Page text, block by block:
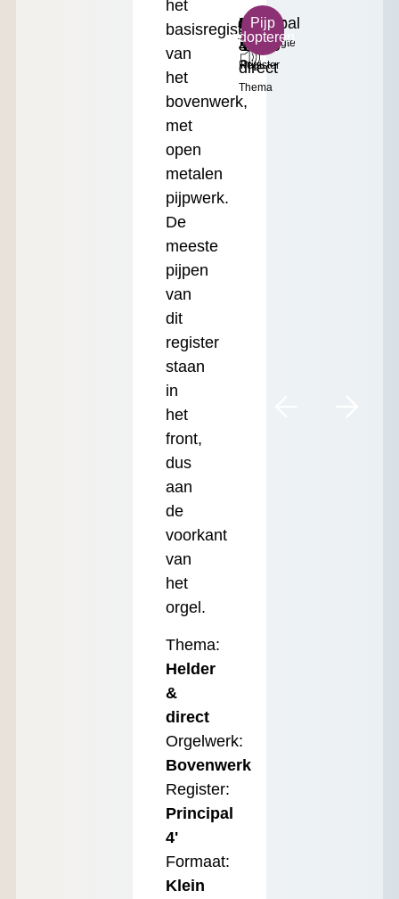
het
basisregister
van
het
bovenwerk,
met
open
metalen
pijpwerk.
De
meeste
pijpen
van
dit
register
staan
in
het
front,
dus
aan
de
voorkant
van
het
orgel.
Thema:
Helder
&
direct
Orgelwerk:
Bovenwerk
Register:
Principal
4'
Formaat:
Klein
g²
Toonhoogte
Helder
&
direct
Thema
Principal
4'
Register
Klein
Formaat
€
17.50
Prijs
Pijp
adopteren